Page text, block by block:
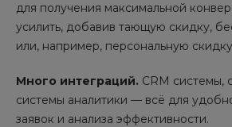
для получения максимальной
усилить, добавив тающую скидку,
или, например, персональную
Много интеграций. CRM системы,
системы аналитики — всё для
заявок и анализа эффективности.